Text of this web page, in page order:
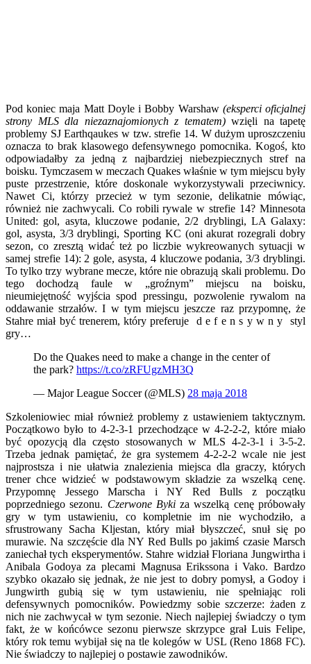
Pod koniec maja Matt Doyle i Bobby Warshaw (eksperci oficjalnej
strony MLS dla niezaznajomionych z tematem)wzięli na tapetę
problemy SJ Earthqaukes w tzw. strefie 14. W dużym uproszczeniu
oznacza to brak klasowego defensywnego pomocnika. Kogoś, kto
odpowiadałby za jedną z najbardziej niebezpiecznych stref na
boisku. Tymczasem w meczach Quakes właśnie w tym miejscu były
puste przestrzenie, które doskonale wykorzystywali przeciwnicy.
Nawet Ci, którzy przecież w tym sezonie, delikatnie mówiąc,
również nie zachwycali. Co robili rywale w strefie 14? Minnesota
United: gol, asyta, kluczowe podanie, 2/2 dryblingi, LA Galaxy:
gol, asysta, 3/3 dryblingi, Sporting KC (oni akurat rozegrali dobry
sezon, co zresztą widać też po liczbie wykreowanych sytuacji w
samej strefie 14): 2 gole, asysta, 4 kluczowe podania, 3/3 dryblingi.
To tylko trzy wybrane mecze, które nie obrazują skali problemu. Do
tego dochodzą faule w „groźnym” miejscu na boisku,
nieumiejętność wyjścia spod pressingu, pozwolenie rywalom na
oddawanie strzałów. I w tym miejscu jeszcze raz przypomnę, że
Stahre miał być trenerem, który preferuje d e f e n s y w n y styl
gry…
Do the Quakes need to make a change in the center of
the park? https://t.co/zRFUgzMH3Q
— Major League Soccer (@MLS) 28 maja 2018
Szkoleniowiec miał również problemy z ustawieniem taktycznym.
Początkowo było to 4-2-3-1 przechodzące w 4-2-2-2, które miało
być opozycją dla często stosowanych w MLS 4-2-3-1 i 3-5-2.
Trzeba jednak pamiętać, że gra systemem 4-2-2-2 wcale nie jest
najprostsza i nie ułatwia znalezienia miejsca dla graczy, których
trener chce widzieć w podstawowym składzie za wszelką cenę.
Przypomnę Jessego Marscha i NY Red Bulls z początku
poprzedniego sezonu. Czerwone Bykiza wszelką cenę próbowały
gry w tym ustawieniu, co kompletnie im nie wychodziło, a
sfrustrowany Sacha Kljestan, który miał błyszczeć, snuł się po
murawie. Na szczęście dla NY Red Bulls po jakimś czasie Marsch
zaniechał tych eksperymentów. Stahre widział Floriana Jungwirtha i
Anibala Godoya za plecami Magnusa Erikssona i Vako. Bardzo
szybko okazało się jednak, że nie jest to dobry pomysł, a Godoy i
Jungwirth gubią się w tym ustawieniu, nie spełniając roli
defensywnych pomocników. Powiedzmy sobie szczerze: żaden z
nich nie zachwycał w tym sezonie. Niech najlepiej świadczy o tym
fakt, że w końcówce sezonu pierwsze skrzypce grał Luis Felipe,
który rok temu wybijał się na tle kolegów w USL (Reno 1868 FC).
Nie świadczy to najlepiej o postawie zawodników.